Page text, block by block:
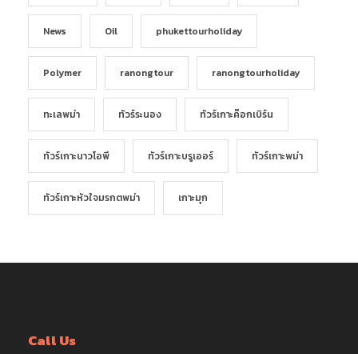
News Oil phukettourholiday
Polymer ranongtour ranongtourholiday
ทะเลพม่า ทัวร์ระนอง ทัวร์เกาะค๊อกเบิร์น
ทัวร์เกาะนาวโอพี ทัวร์เกาะบรูเออร์ ทัวร์เกาะพม่า
ทัวร์เกาะหัวใจมรกตพม่า เกาะมุก
Call Us